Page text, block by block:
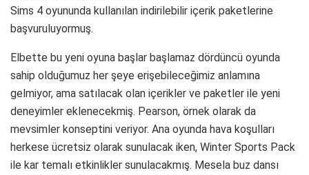
Sims 4 oyununda kullanılan indirilebilir içerik paketlerine
başvuruluyormuş.
Elbette bu yeni oyuna başlar başlamaz dördüncü oyunda
sahip olduğumuz her şeye erişebileceğimiz anlamına
gelmiyor, ama satılacak olan içerikler ve paketler ile yeni
deneyimler eklenecekmiş. Pearson, örnek olarak da
mevsimler konseptini veriyor. Ana oyunda hava koşulları
herkese ücretsiz olarak sunulacak iken, Winter Sports Pack
ile kar temalı etkinlikler sunulacakmış. Mesela buz dansı